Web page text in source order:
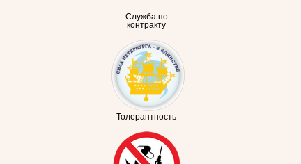
Служба по
контракту
Толерантность